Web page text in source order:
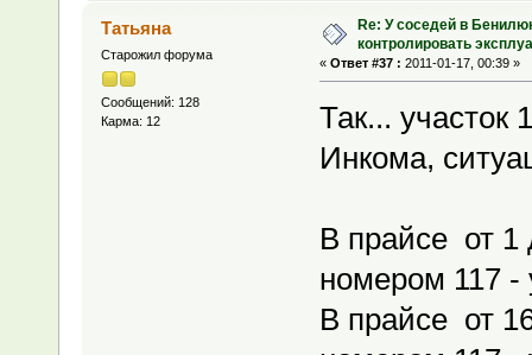
Татьяна
Старожил форума
Сообщений: 128
Карма: 12
Re: У соседей в
контролировать
« Ответ #37 : 2011-01-17, 00:39 »
Так...
Инкома,
В прайсе от 1
номером 117 -
В прайсе от